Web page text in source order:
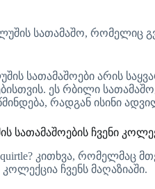
სათამაშო, რომელიც
სათამაშოები არის
ეს რბილი
რადგან ისინი
სათამაშოების ჩვენი
squirtle? კითხვა,
ჩვენს მაღაზიაში.